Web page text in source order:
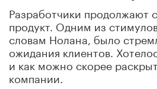
Разработчики продолжают
продукт. Одним из
словам Нолана, было
ожидания клиентов.
и как можно скорее
компании.